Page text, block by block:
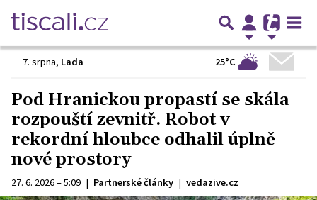
7. srpna, Lada 25°C
Pod Hranickou propastí se skála
rozpouští zevnitř. Robot v
rekordní hloubce odhalil úplně
nové prostory
27. 6. 2026 – 5:09 | Partnerské články | vedazive.cz